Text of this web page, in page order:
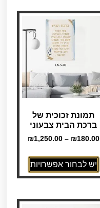
תמונת זכוכית של
ברכת הבית צבעוני
₪180.00
–
₪1,250.00
יש לבחור אפשרויות